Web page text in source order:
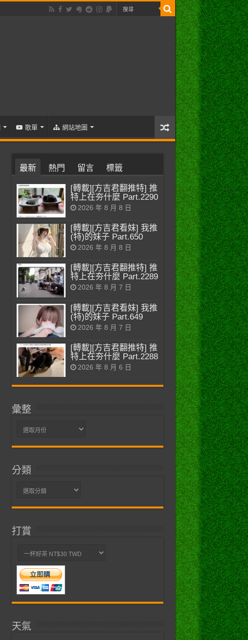
歌單 網站地圖
最新 熱門 留言 標籤
[轉載][方吉君翻推特] 推
特上在夯什麼 Part.2290
2026 年 8 月 8 日
[轉載][方吉君看妹] 我推
(特)的妹子 Part.650
2026 年 8 月 8 日
[轉載][方吉君翻推特] 推
特上在夯什麼 Part.2289
2026 年 8 月 7 日
[轉載][方吉君看妹] 我推
(特)的妹子 Part.649
2026 年 8 月 7 日
[轉載][方吉君翻推特] 推
特上在夯什麼 Part.2288
2026 年 8 月 6 日
彙整
彙
分類
分
打賞
天氣